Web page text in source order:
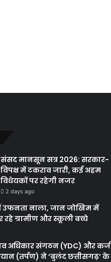
संसद मानसून सत्र 2026: सरकार-
विपक्ष में टकराव जारी, कई अहम
विधेयकों पर रहेगी नजर
2 days ago
उफनता नाला, जान जोखिम में
रहे ग्रामीण और स्कूली बच्चे
अधिकार संगठन (YDC) और कर्ज
(तर्पण) ने ‘बुलंद छत्तीसगढ़’ के